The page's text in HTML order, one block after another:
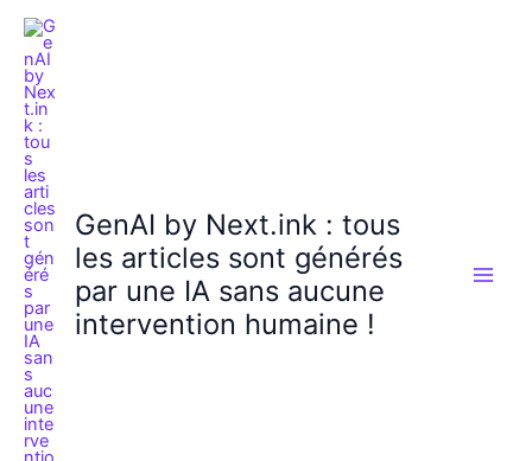
Aller
contenu
GenAI by Next.ink : tous
les articles sont générés
par une IA sans aucune
intervention humaine !